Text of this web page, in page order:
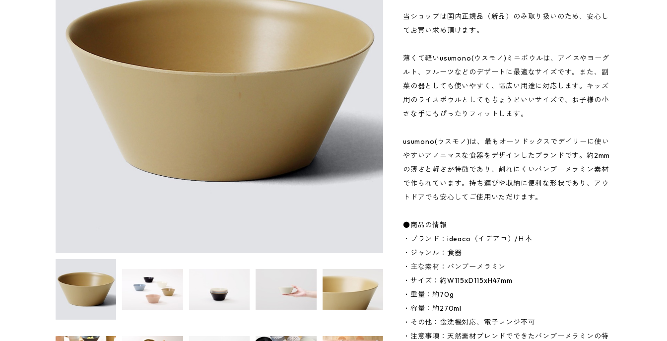
当ショップは国内正規品（新品）のみ取り扱いのため、安心し
てお買い求め頂けます。
薄くて軽いusumono(ウスモノ)ミニボウルは、アイスやヨーグ
ルト、フルーツなどのデザートに最適なサイズです。また、副
菜の器としても使いやすく、幅広い用途に対応します。キッズ
用のライスボウルとしてもちょうどいいサイズで、お子様の小
さな手にもぴったりフィットします。
usumono(ウスモノ)は、最もオーソドックスでデイリーに使い
やすいアノニマスな食器をデザインしたブランドです。約2mm
の薄さと軽さが特徴であり、割れにくいバンブーメラミン素材
で作られています。持ち運びや収納に便利な形状であり、アウ
トドアでも安心してご使用いただけます。
●商品の情報
・ブランド：ideaco（イデアコ）/日本
・ジャンル：食器
・主な素材：バンブーメラミン
・サイズ：約W115xD115xH47mm
・重量：約70g
・容量：約270ml
・その他：食洗機対応、電子レンジ不可
・注意事項：天然素材ブレンドでできたバンブーメラミンの特